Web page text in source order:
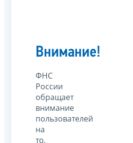
Внимание!
ФНС
России
обращает
внимание
пользователей
на
то,